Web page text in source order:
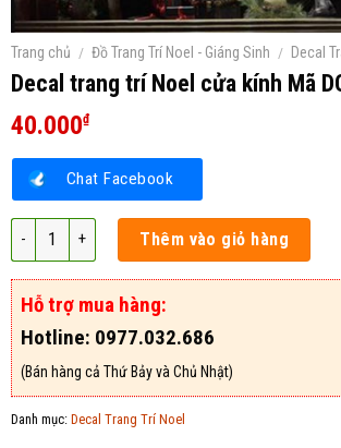
Trang chủ / Đồ Trang Trí Noel - Giáng Sinh / Decal
Decal trang trí Noel cửa kính Mã
40.000₫
Chat Facebook
Decal trang trí Noel cửa kính Mã DCNE3 số lượng
Thêm vào giỏ hàng
Hỗ trợ mua hàng:
Hotline: 0977.032.686
(Bán hàng cả Thứ Bảy và Chủ Nhật)
Danh mục: Decal Trang Trí Noel